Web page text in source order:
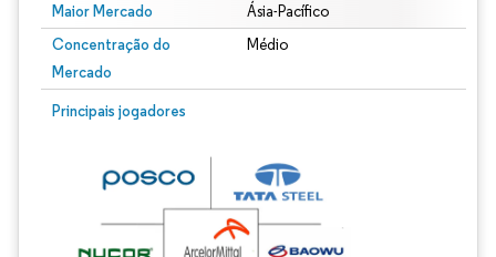
Maior Mercado Ásia-Pacífico
Concentração do
Mercado
Médio
Principais jogadores
Imagem © Mordor Intelligence. O reuso requer atribuição conforme CC BY 4.0.